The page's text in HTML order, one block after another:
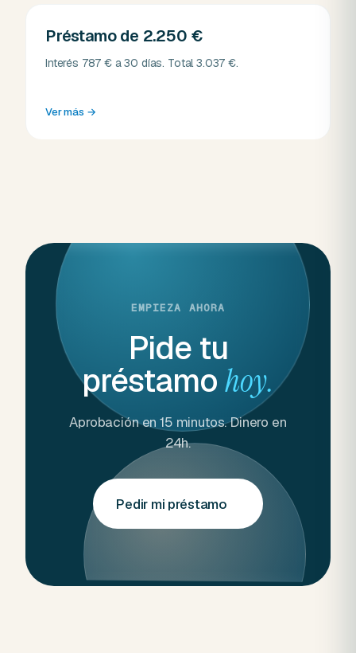
Préstamo de 2.250 €
Interés 787 € a 30 días. Total 3.037 €.
Ver más →
EMPIEZA AHORA
Pide tu
préstamohoy.
Aprobación en 15 minutos. Dinero en
24h.
Pedir mi préstamo